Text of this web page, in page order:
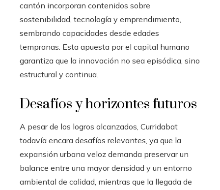
cantón incorporan contenidos sobre
sostenibilidad, tecnología y emprendimiento,
sembrando capacidades desde edades
tempranas. Esta apuesta por el capital humano
garantiza que la innovación no sea episódica, sino
estructural y continua.
Desafíos y horizontes futuros
A pesar de los logros alcanzados, Curridabat
todavía encara desafíos relevantes, ya que la
expansión urbana veloz demanda preservar un
balance entre una mayor densidad y un entorno
ambiental de calidad, mientras que la llegada de